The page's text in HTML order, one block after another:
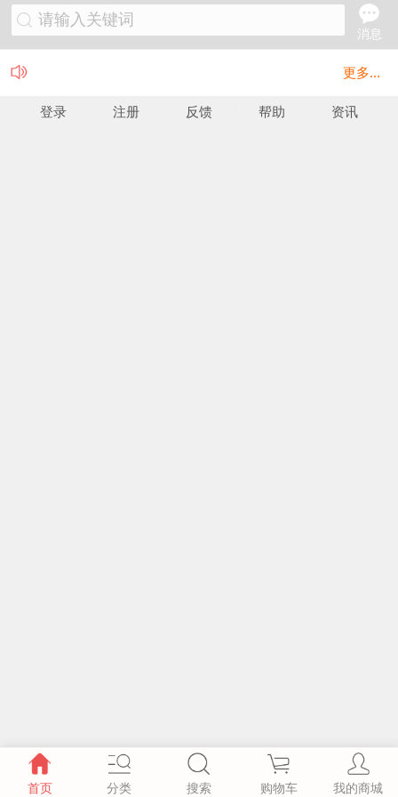
请输入关键词
消息
更多...
登录 注册 反馈 帮助 资讯
首页 分类 搜索 购物车 我的商城